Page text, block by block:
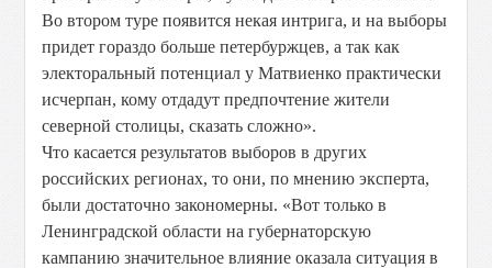
Во втором туре появится некая интрига, и на выборы
придет гораздо больше петербуржцев, а так как
электоральный потенциал у Матвиенко практически
исчерпан, кому отдадут предпочтение жители
северной столицы, сказать сложно».
Что касается результатов выборов в других
российских регионах, то они, по мнению эксперта,
были достаточно закономерны. «Вот только в
Ленинградской области на губернаторскую
кампанию значительное влияние оказала ситуация в